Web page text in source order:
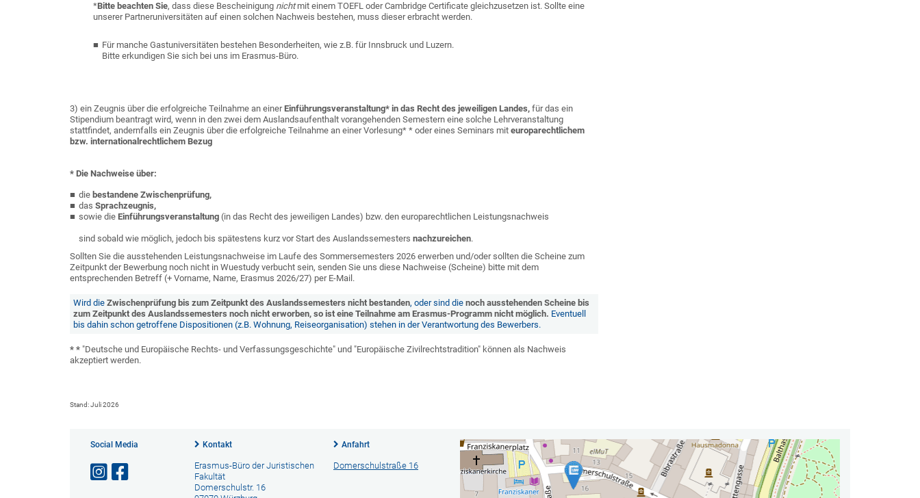
*Bitte beachten Sie, dass diese Bescheinigung nichtmit einem TOEFL oder Cambridge Certificate gleichzusetzen ist. Sollte eine
unserer Partneruniversitäten auf einen solchen Nachweis bestehen, muss dieser erbracht werden.
Für manche Gastuniversitäten bestehen Besonderheiten, wie z.B. für Innsbruck und Luzern.
Bitte erkundigen Sie sich bei uns im Erasmus-Büro.
3) ein Zeugnis über die erfolgreiche Teilnahme an einerEinführungsveranstaltung* in das Recht des jeweiligen Landes, für das ein
Stipendium beantragt wird, wenn in den zwei dem Auslandsaufenthalt vorangehenden Semestern eine solche Lehrveranstaltung
stattfindet, andernfalls ein Zeugnis über die erfolgreiche Teilnahme an einer Vorlesung* * oder eines Seminars mit europarechtlichem
bzw. internationalrechtlichem Bezug
* Die Nachweise über:
die bestandene Zwischenprüfung,
das Sprachzeugnis,
sowie die Einführungsveranstaltung (in das Recht des jeweiligen Landes) bzw. den europarechtlichen Leistungsnachweis
sind sobald wie möglich, jedoch bis spätestens kurz vor Start des Auslandssemesters nachzureichen.
Sollten Sie die ausstehenden Leistungsnachweise im Laufe des Sommersemesters 2026 erwerben und/oder sollten die Scheine zum
Zeitpunkt der Bewerbung noch nicht in Wuestudy verbucht sein, senden Sie uns diese Nachweise (Scheine) bitte mit dem
entsprechenden Betreff (+ Vorname, Name, Erasmus 2026/27) per E-Mail.
Wird die Zwischenprüfung bis zum Zeitpunkt des Auslandssemesters nicht bestanden, oder sind die noch ausstehenden Scheine bis
zum Zeitpunkt des Auslandssemesters noch nicht erworben, so ist eine Teilnahme am Erasmus-Programm nicht möglich. Eventuell
bis dahin schon getroffene Dispositionen (z.B. Wohnung, Reiseorganisation) stehen in der Verantwortung des Bewerbers.
* * "Deutsche und Europäische Rechts- und Verfassungsgeschichte" und "Europäische Zivilrechtstradition" können als Nachweis
akzeptiert werden.
Stand: Juli 2026
Social Media Kontakt
Erasmus-Büro der Juristischen
Fakultät
Domerschulstr. 16
Anfahrt
Domerschulstraße 16